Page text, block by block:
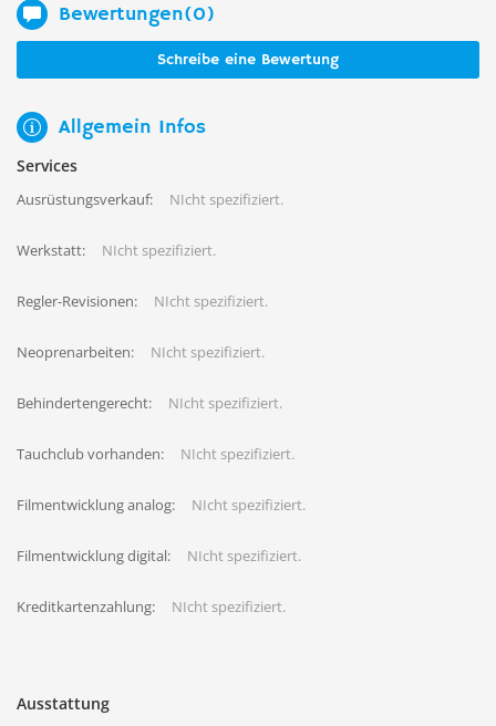
Bewertungen(0)
Schreibe eine Bewertung
Allgemein Infos
Services
Ausrüstungsverkauf: NIcht spezifiziert.
Werkstatt: NIcht spezifiziert.
Regler-Revisionen: NIcht spezifiziert.
Neoprenarbeiten: NIcht spezifiziert.
Behindertengerecht: NIcht spezifiziert.
Tauchclub vorhanden: NIcht spezifiziert.
Filmentwicklung analog: NIcht spezifiziert.
Filmentwicklung digital: NIcht spezifiziert.
Kreditkartenzahlung: NIcht spezifiziert.
Ausstattung